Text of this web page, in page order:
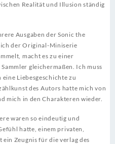
Realität und Illusion ständig
Ausgaben der Sonic the
der Original-Miniserie
macht es zu einer
gleichermaßen. Ich muss
Liebesgeschichte zu
des Autors hatte mich von
mich in den Charakteren wieder.
waren so eindeutig und
hatte, einem privaten,
Zeugnis für die verlag des